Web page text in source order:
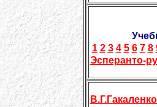
1 2 3 4 5 6 7 8
Эсперанто-